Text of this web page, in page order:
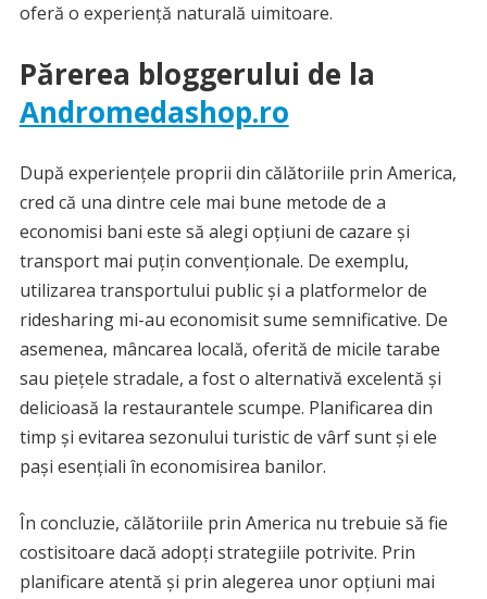
oferă o experiență naturală uimitoare.
Părerea bloggerului de la
Andromedashop.ro
După experiențele proprii din călătoriile prin America,
cred că una dintre cele mai bune metode de a
economisi bani este să alegi opțiuni de cazare și
transport mai puțin convenționale. De exemplu,
utilizarea transportului public și a platformelor de
ridesharing mi-au economisit sume semnificative. De
asemenea, mâncarea locală, oferită de micile tarabe
sau piețele stradale, a fost o alternativă excelentă și
delicioasă la restaurantele scumpe. Planificarea din
timp și evitarea sezonului turistic de vârf sunt și ele
pași esențiali în economisirea banilor.
În concluzie, călătoriile prin America nu trebuie să fie
costisitoare dacă adopți strategiile potrivite. Prin
planificare atentă și prin alegerea unor opțiuni mai